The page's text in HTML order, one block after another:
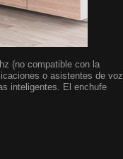
(no compatible con la
o asistentes de voz
inteligentes. El enchufe